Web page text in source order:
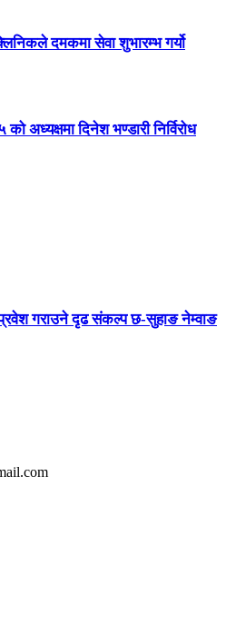
दमकमा सेवा शुभारम्भ गर्यो
अध्यक्षमा दिनेश भण्डारी निर्विरोध
प्रवेश गराउने दृढ संकल्प छ-सुहाङ नेम्वाङ